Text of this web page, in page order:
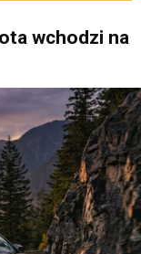
wchodzi na